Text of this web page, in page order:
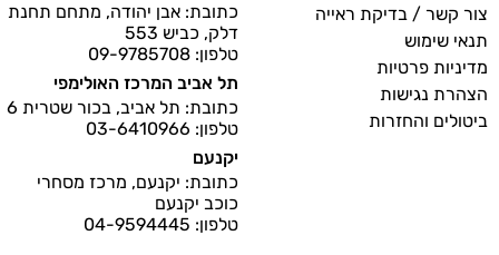
צור קשר / בדיקת ראייה
תנאי שימוש
מדיניות פרטיות
הצהרת נגישות
ביטולים והחזרות
כתובת: אבן יהודה, מתחם תחנת
דלק, כביש 553
טלפון: 09-9785708
תל אביב המרכז האולימפי
כתובת: תל אביב, בכור שטרית 6
טלפון: 03-6410966
יקנעם
כתובת: יקנעם, מרכז מסחרי
כוכב יקנעם
טלפון: 04-9594445